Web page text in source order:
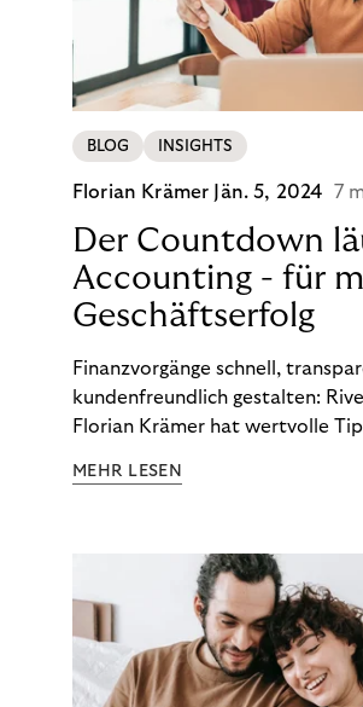
BLOG INSIGHTS
Florian Krämer Jän. 5, 2024 7
Der Countdown
Accounting - für
Geschäftserfolg
Finanzvorgänge schnell,
kundenfreundlich gestalten:
Florian Krämer hat wertvolle
möchten.
MEHR LESEN